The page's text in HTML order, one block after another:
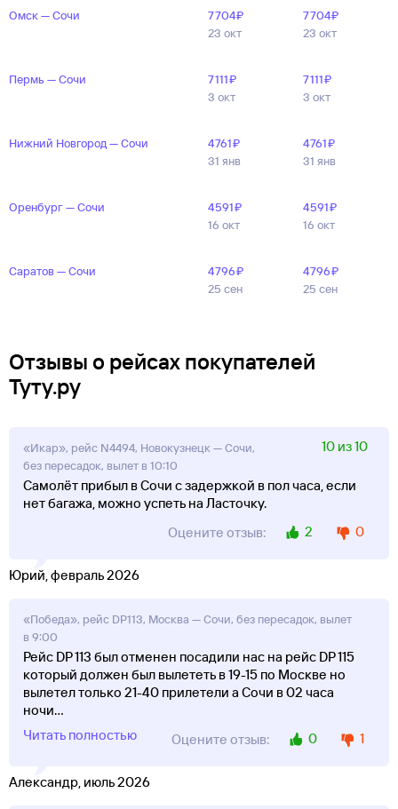
Омск — Сочи
7 ⁠704 ⁠₽
23 окт
7 ⁠704 ⁠₽
23 окт
Пермь — Сочи
7 ⁠111 ⁠₽
3 окт
7 ⁠111 ⁠₽
3 окт
Нижний Новгород — Сочи
4 ⁠761 ⁠₽
31 янв
4 ⁠761 ⁠₽
31 янв
Оренбург — Сочи
4 ⁠591 ⁠₽
16 окт
4 ⁠591 ⁠₽
16 окт
Саратов — Сочи
4 ⁠796 ⁠₽
25 сен
4 ⁠796 ⁠₽
25 сен
Отзывы о рейсах покупателей
Туту.ру
«Икар», рейс N4494, Новокузнецк — Сочи,
без пересадок, вылет в 10:10
10 из 10
Самолёт прибыл в Сочи с задержкой в пол часа, если
нет багажа, можно успеть на Ласточку.
Оцените отзыв:
2 0
Юрий, февраль 2026
«Победа», рейс DP113, Москва — Сочи, без пересадок, вылет
в 9:00
Рейс DP 113 был отменен посадили нас на рейс DP 115
который должен был вылететь в 19-15 по Москве но
вылетел только 21-40 прилетели а Сочи в 02 часа
ночи...
Читать полностью
Оцените отзыв: 0 1
Александр, июль 2026